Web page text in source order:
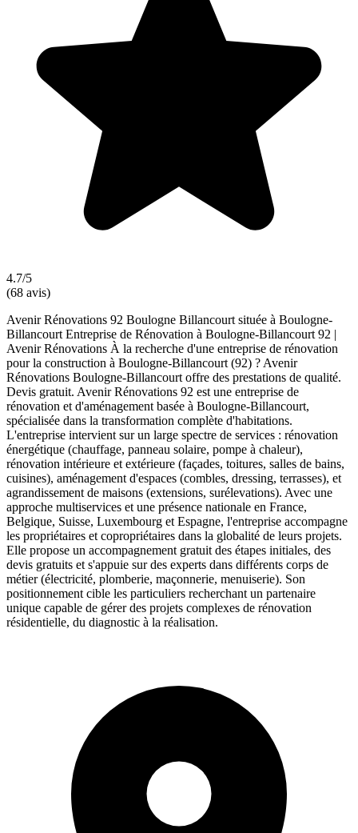
4.7/5
(68 avis)
Avenir Rénovations 92 Boulogne Billancourt située à Boulogne-
Billancourt Entreprise de Rénovation à Boulogne-Billancourt 92 |
Avenir Rénovations À la recherche d'une entreprise de rénovation
pour la construction à Boulogne-Billancourt (92) ? Avenir
Rénovations Boulogne-Billancourt offre des prestations de qualité.
Devis gratuit. Avenir Rénovations 92 est une entreprise de
rénovation et d'aménagement basée à Boulogne-Billancourt,
spécialisée dans la transformation complète d'habitations.
L'entreprise intervient sur un large spectre de services : rénovation
énergétique (chauffage, panneau solaire, pompe à chaleur),
rénovation intérieure et extérieure (façades, toitures, salles de bains,
cuisines), aménagement d'espaces (combles, dressing, terrasses), et
agrandissement de maisons (extensions, surélevations). Avec une
approche multiservices et une présence nationale en France,
Belgique, Suisse, Luxembourg et Espagne, l'entreprise accompagne
les propriétaires et copropriétaires dans la globalité de leurs projets.
Elle propose un accompagnement gratuit des étapes initiales, des
devis gratuits et s'appuie sur des experts dans différents corps de
métier (électricité, plomberie, maçonnerie, menuiserie). Son
positionnement cible les particuliers recherchant un partenaire
unique capable de gérer des projets complexes de rénovation
résidentielle, du diagnostic à la réalisation.